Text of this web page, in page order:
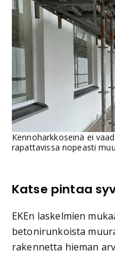
Kennoharkkoseinä ei
rapattavissa nopeasti
Katse pintaa
EKEn laskelmien
betonirunkoista
rakennetta hieman